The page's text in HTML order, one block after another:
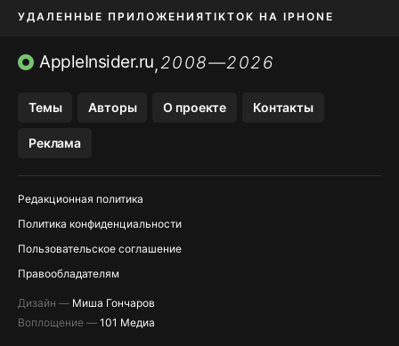
УДАЛЕННЫЕ ПРИЛОЖЕНИЯTIKTOK НА IPHONE
ПРИЛОЖЕНИЯ БЕЗ APP STORE
AppleInsider.ru,2008—2026
Темы Авторы О проекте Контакты
Реклама
Редакционная политика
Политика конфиденциальности
Пользовательское соглашение
Правообладателям
Дизайн — Миша Гончаров
Воплощение — 101 Медиа